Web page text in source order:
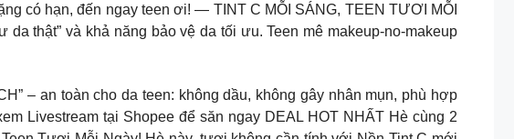
có hạn, đến ngay teen ơi! — TINT C MỖI SÁNG, TEEN TƯƠI MỖI
thật” và khả năng bảo vệ da tối ưu. Teen mê makeup-no-makeup
– an toàn cho da teen: không dầu, không gây nhân mụn, phù hợp
Livestream tại Shopee để săn ngay DEAL HOT NHẤT Hè cùng 2